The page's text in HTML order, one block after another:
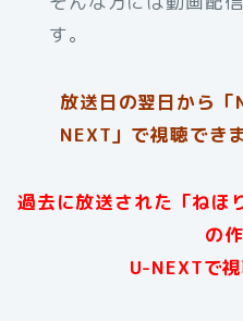
す。
放送日の翌日から「
NEXT」で視聴でき
過去に放送された「ねほ
の
U-NEXTで